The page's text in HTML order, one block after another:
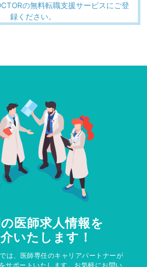
の無料転職支援サービスにご登
録ください。
医師求人情報を
いたします！
は、医師専任のキャリアパートナーが
サポートいたします。お気軽にお問い